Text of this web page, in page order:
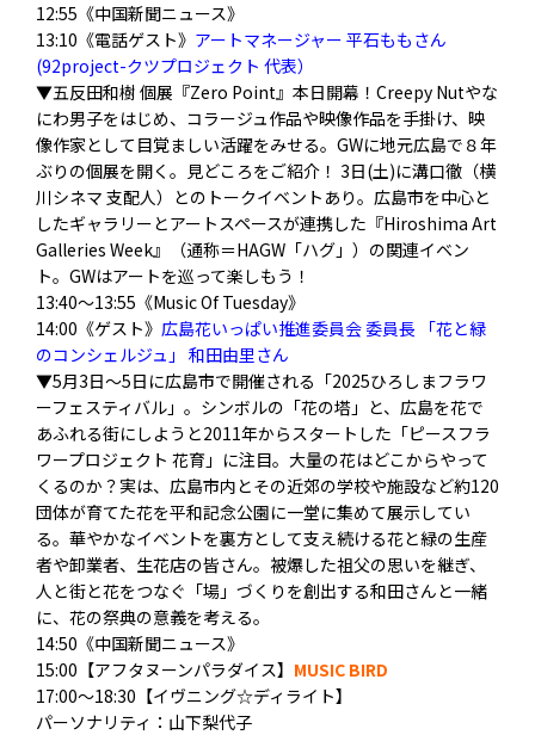
12:55《中国新聞ニュース》
13:10《電話ゲスト》 アートマネージャー 平石ももさん
(92project-クツプロジェクト 代表）
▼五反田和樹 個展『Zero Point』本日開幕！Creepy Nutやな
にわ男子をはじめ、 コラージュ作品や映像作品を手掛け、 映
像作家として目覚ましい活躍をみせる。 GWに地元広島で８年
ぶりの個展を開く。見どころをご紹介！ 3日(土)に溝口徹（横
川シネマ 支配人）とのトークイベントあり。 広島市を中心と
したギャラリーとアートスペースが連携した『Hiroshima Art
Galleries Week』（通称＝HAGW「ハグ」）の関連イベン
ト。 GWはアートを巡って楽しもう！
13:40〜13:55《Music Of Tuesday》
14:00《ゲスト》 広島花いっぱい推進委員会 委員長 「花と緑
のコンシェルジュ」 和田由里さん
▼5月3日～5日に広島市で開催される「2025ひろしまフラワ
ーフェスティバル」。シンボルの「花の塔」と、 広島を花で
あふれる街にしようと2011年からスタートした「ピースフラ
ワープロジェクト 花育」に注目。大量の花はどこからやって
くるのか？実は、 広島市内とその近郊の学校や施設など約120
団体が育てた花を平和記念公園に一堂に集めて展示してい
る。 華やかなイベントを裏方として支え続ける花と緑の生産
者や卸業者、生花店の皆さん。被爆した祖父の思いを継ぎ、
人と街と花をつなぐ「場」づくりを創出する和田さんと一緒
に、 花の祭典の意義を考える。
14:50《中国新聞ニュース》
15:00【アフタヌーンパラダイス】 MUSIC BIRD
17:00～18:30【イヴニング☆ディライト】
パーソナリティ：山下梨代子